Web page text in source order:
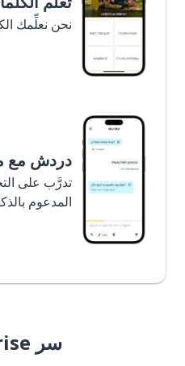
نحن نعلِّمك
دردش مع
تدرَّب على
المدعوم
سر Memrise